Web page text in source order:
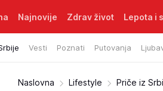
Najnovije Zdrav život Lepota i
Vesti Poznati Putovanja
Naslovna Lifestyle Priče iz